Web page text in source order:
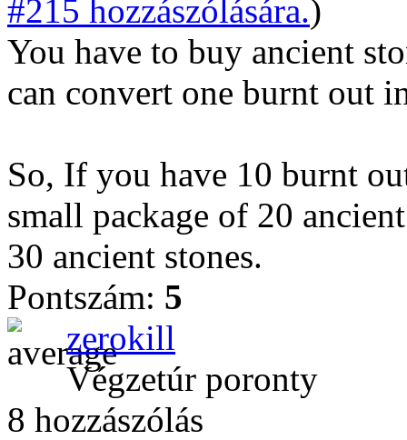
#215 hozzászólására.)
You have to buy ancient
can convert one burnt out
So, If you have 10 burnt
small package of 20
30 ancient stones.
Pontszám: 5
zerokill
Végzetúr poronty
8 hozzászólás